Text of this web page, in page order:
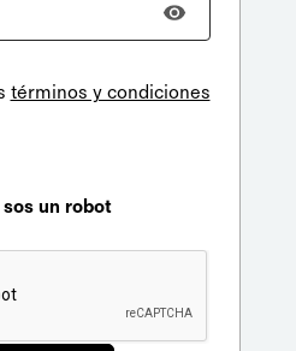
términos y condiciones
un robot